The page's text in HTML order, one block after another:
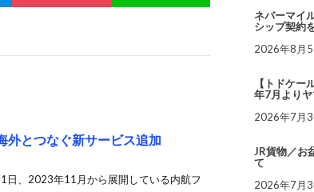
外とつなぐ新サービス追加
日、2023年11月から展開している内航フ
ネバーマイ
シップ契約
2026年8月5
【トドケ
年7月より
2026年7月
JR貨物／お
て
2026年7月